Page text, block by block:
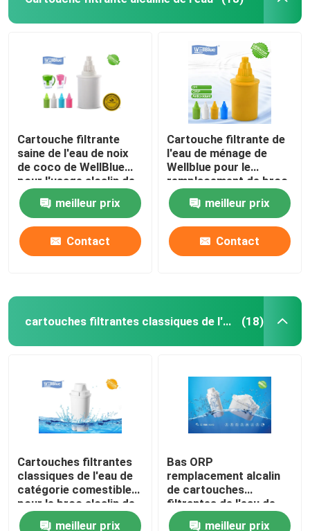
Cartouche filtrante
saine de l'eau de noix
de coco de WellBlue
pour l'usage alcalin de
cruche d'eau
meilleur prix
Contact
Cartouche filtrante de
l'eau de ménage de
Wellblue pour le
remplacement de broc
écologique
meilleur prix
Contact
cartouches filtrantes classiques de l'eau (18)
Cartouches filtrantes
classiques de l'eau de
catégorie comestible
pour le broc alcalin de
l'eau
meilleur prix
Bas ORP
remplacement alcalin
de cartouches
filtrantes de l'eau de
broc de l'eau de
meilleur prix